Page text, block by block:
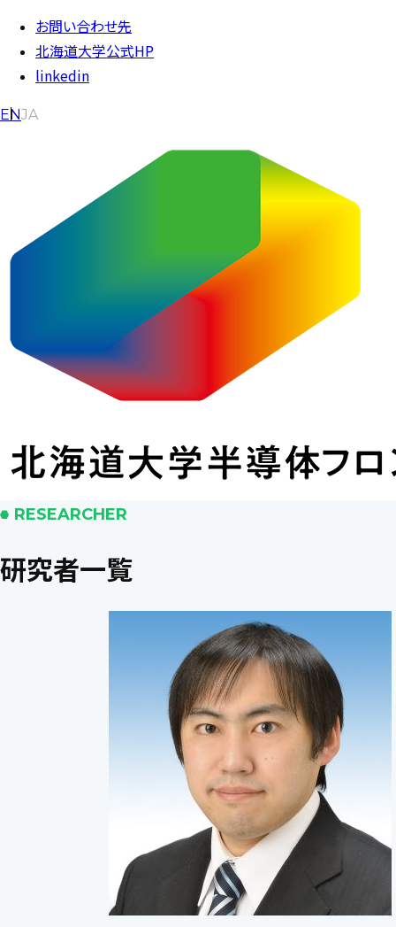
お問い合わせ先
北海道大学公式HP
linkedin
ENJA
RESEARCHER
研究者一覧